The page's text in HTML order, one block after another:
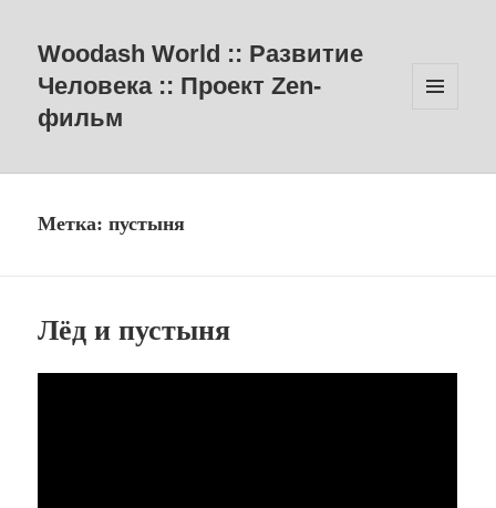
Woodash World :: Развитие
Человека :: Проект Zen-
фильм
Метка:пустыня
Лёд и пустыня